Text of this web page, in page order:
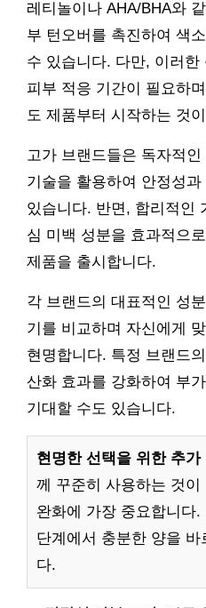
레티놀이나 AHA/BHA와
부 턴오버를 촉진하여 색
수 있습니다. 다만, 이러한
피부 적응 기간이 필요하
도 제품부터 시작하는 것
고가 브랜드들은 독자적
기술을 활용하여 안정성
있습니다. 반면, 합리적인
심 미백 성분을 효과적으
제품을 출시합니다.
각 브랜드의 대표적인 성
기를 비교하며 자신에게
현명합니다. 특정 브랜드
산화 효과를 강화하여 부
기대할 수도 있습니다.
현명한 선택을 위한 추가
께 꾸준히 사용하는 것
완화에 가장 중요합니다
단계에서 충분한 양을 바
다.